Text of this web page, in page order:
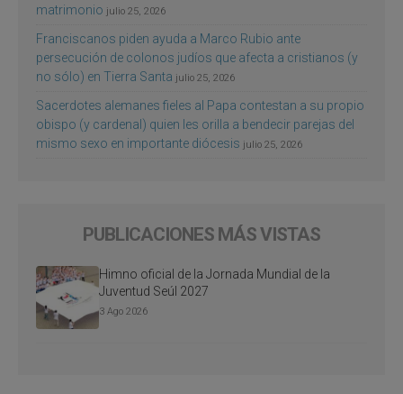
matrimonio julio 25, 2026
Franciscanos piden ayuda a Marco Rubio ante
persecución de colonos judíos que afecta a cristianos (y
no sólo) en Tierra Santa julio 25, 2026
Sacerdotes alemanes fieles al Papa contestan a su propio
obispo (y cardenal) quien les orilla a bendecir parejas del
mismo sexo en importante diócesis julio 25, 2026
PUBLICACIONES MÁS VISTAS
Himno oficial de la Jornada Mundial de la
Juventud Seúl 2027
3 Ago 2026